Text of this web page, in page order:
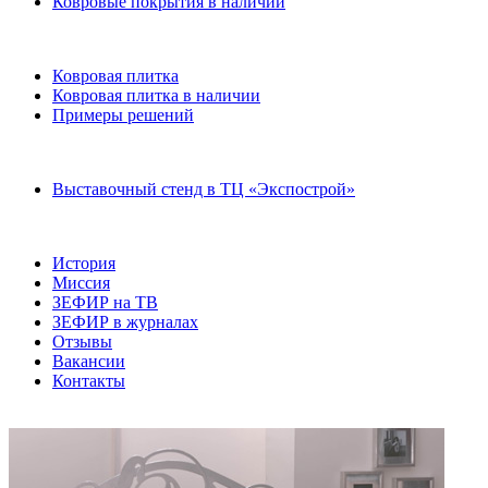
Ковровая плитка
Ковровая плитка в наличии
Примеры решений
Выставочный стенд в ТЦ «Экспострой»
История
Миссия
ЗЕФИР на ТВ
ЗЕФИР в журналах
Отзывы
Вакансии
Контакты